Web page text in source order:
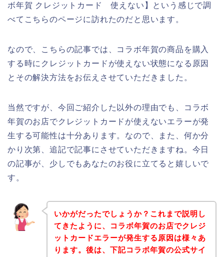
ボ年賀 クレジットカード 使えない】という感じで調
べてこちらのページに訪れたのだと思います。
なので、こちらの記事では、コラボ年賀の商品を購入
する時にクレジットカードが使えない状態になる原因
とその解決方法をお伝えさせていただきました。
当然ですが、今回ご紹介した以外の理由でも、コラボ
年賀のお店でクレジットカードが使えないエラーが発
生する可能性は十分あります。なので、また、何か分
かり次第、追記で記事にさせていただきますね。今日
の記事が、少しでもあなたのお役に立てると嬉しいで
す。
いかがだったでしょうか？これまで説明し
てきたように、コラボ年賀のお店でクレジ
ットカードエラーが発生する原因は様々あ
ります。後は、下記コラボ年賀の公式サイ